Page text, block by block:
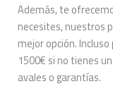
Además, te
necesites, nuestros
mejor opción.
1500€ si no tienes
avales o garantías.